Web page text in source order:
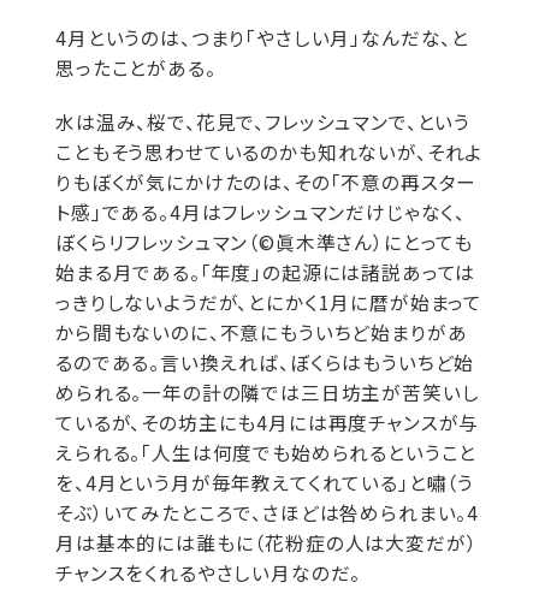
4月というのは、つまり「やさしい月」なんだな、と
思ったことがある。
水は温み、桜で、花見で、フレッシュマンで、という
こともそう思わせているのかも知れないが、それよ
りもぼくが気にかけたのは、その「不意の再スター
ト感」である。4月はフレッシュマンだけじゃなく、
ぼくらリフレッシュマン（©眞木準さん）にとっても
始まる月である。「年度」の起源には諸説あっては
っきりしないようだが、とにかく1月に暦が始まって
から間もないのに、不意にもういちど始まりがあ
るのである。言い換えれば、ぼくらはもういちど始
められる。一年の計の隣では三日坊主が苦笑いし
ているが、その坊主にも4月には再度チャンスが与
えられる。「人生は何度でも始められるということ
を、4月という月が毎年教えてくれている」と嘯（う
そぶ）いてみたところで、さほどは咎められまい。4
月は基本的には誰もに（花粉症の人は大変だが）
チャンスをくれるやさしい月なのだ。